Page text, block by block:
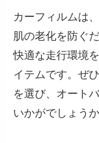
カーフィルムは
肌の老化を防ぐ
快適な走行環境
イテムです。ぜ
を選び、オート
いかがでしょうか